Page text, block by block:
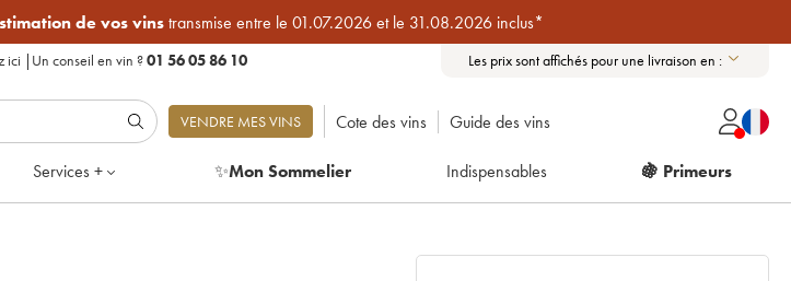
de vos vinstransmise entre le 01.07.2026 et le 31.08.2026 inclus*
ici | Un conseil en vin ?01 56 05 86 10 Les prix sont affichés pour une livraison en :
VENDRE MES VINS Cote des vins Guide des vins
Services + ✨Mon Sommelier Indispensables 🍇 Primeurs